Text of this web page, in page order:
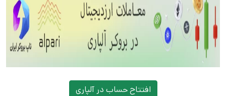
افتتاح حساب در آلپاری